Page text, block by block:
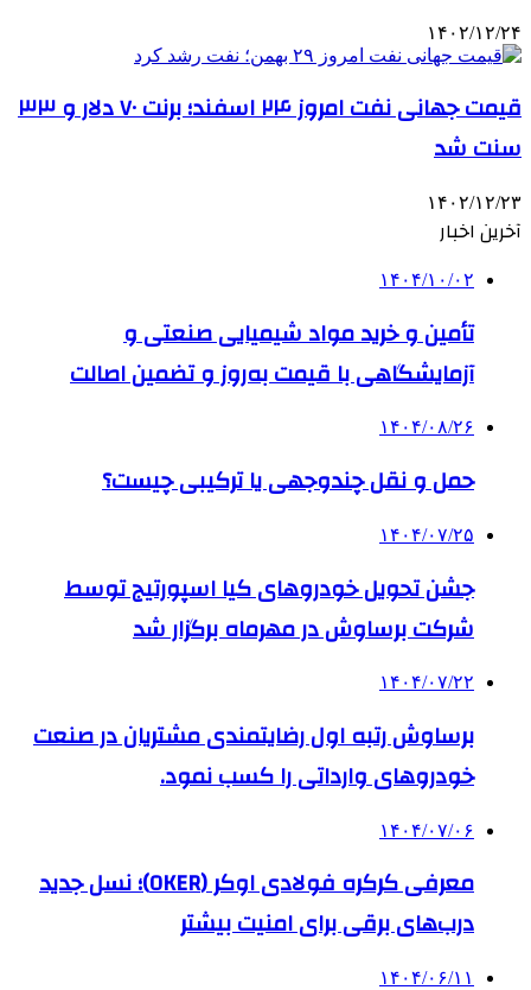
۱۴۰۲/۱۲/۲۴
قیمت جهانی نفت امروز ۲۴ اسفند؛ برنت ۷۰ دلار و ۳۳
سنت شد
۱۴۰۲/۱۲/۲۳
آخرین اخبار
۱۴۰۴/۱۰/۰۲
تأمین و خرید مواد شیمیایی صنعتی و
آزمایشگاهی با قیمت به‌روز و تضمین اصالت
۱۴۰۴/۰۸/۲۶
حمل و نقل چندوجهی یا ترکیبی چیست؟
۱۴۰۴/۰۷/۲۵
جشن تحویل خودروهای کیا اسپورتیج توسط
شرکت برساوش در مهرماه برگزار شد
۱۴۰۴/۰۷/۲۲
برساوش رتبه اول رضایتمندی مشتریان در صنعت
خودروهای وارداتی را کسب نمود.
۱۴۰۴/۰۷/۰۶
معرفی کرکره فولادی اوکر (OKER)؛ نسل جدید
درب‌های برقی برای امنیت بیشتر
۱۴۰۴/۰۶/۱۱